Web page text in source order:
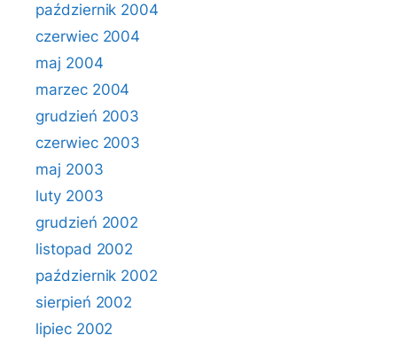
październik 2004
czerwiec 2004
maj 2004
marzec 2004
grudzień 2003
czerwiec 2003
maj 2003
luty 2003
grudzień 2002
listopad 2002
październik 2002
sierpień 2002
lipiec 2002